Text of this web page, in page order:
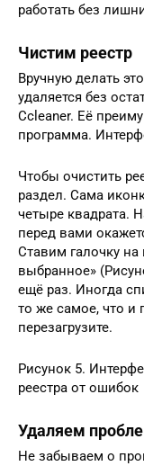
работать без
Чистим реестр
Вручную делать
удаляется без
Ccleaner. Её
программа.
Чтобы очистить
раздел. Сама
четыре квадрата.
перед вами
Ставим галочку на
выбранное»
ещё раз. Иногда
то же самое, что и
перезагрузите.
Рисунок 5.
реестра от ошибок
Удаляем
Не забываем о